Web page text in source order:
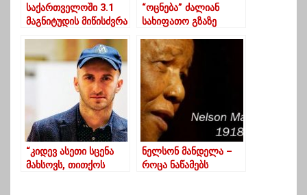
საქართველოში 3.1
მაგნიტუდის მიწისძვრა
“ოცნება” ძალიან
სახიფათო გზაზე
“კიდევ ასეთი სცენა
მახსოვს, თითქოს
ნელსონ მანდელა –
როცა ნაწამებს